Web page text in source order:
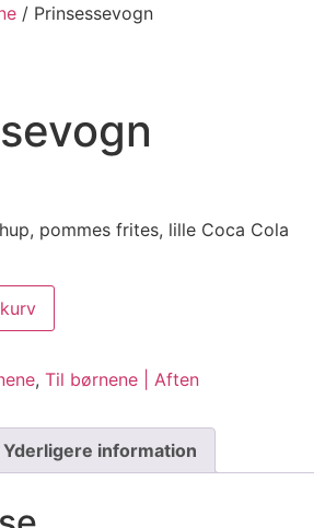
/ Prinsessevogn
pommes frites, lille Coca Cola
, Til børnene | Aften
Yderligere information